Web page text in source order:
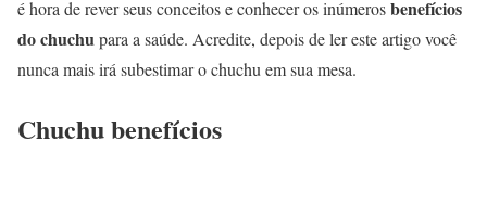
é hora de rever seus conceitos e conhecer os inúmerosbenefícios
do chuchupara a saúde. Acredite, depois de ler este artigo você
nunca mais irá subestimar o chuchu em sua mesa.
Chuchu benefícios